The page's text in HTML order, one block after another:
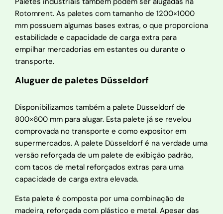
Rotomrent. As paletes com tamanho de 1200×1000
mm possuem algumas bases extras, o que proporciona
estabilidade e capacidade de carga extra para
empilhar mercadorias em estantes ou durante o
transporte.
Aluguer de paletes Düsseldorf
Disponibilizamos também a palete Düsseldorf de
800×600 mm para alugar. Esta palete já se revelou
comprovada no transporte e como expositor em
supermercados. A palete Düsseldorf é na verdade uma
versão reforçada de um palete de exibição padrão,
com tacos de metal reforçados extras para uma
capacidade de carga extra elevada.
Esta palete é composta por uma combinação de
madeira, reforçada com plástico e metal. Apesar das